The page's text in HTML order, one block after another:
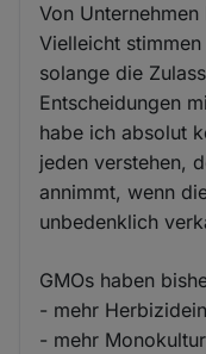
Von
Vielleicht
solange die
Entscheidungen
habe ich absolut
jeden verstehen,
annimmt, wenn
unbedenklich
GMOs haben
- mehr
- mehr